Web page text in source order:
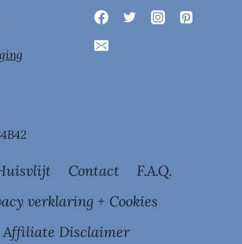
Contact
F.A.Q.
verklaring + Cookies
Affiliate Disclaimer